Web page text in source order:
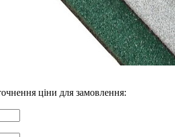
ціни для замовлення: